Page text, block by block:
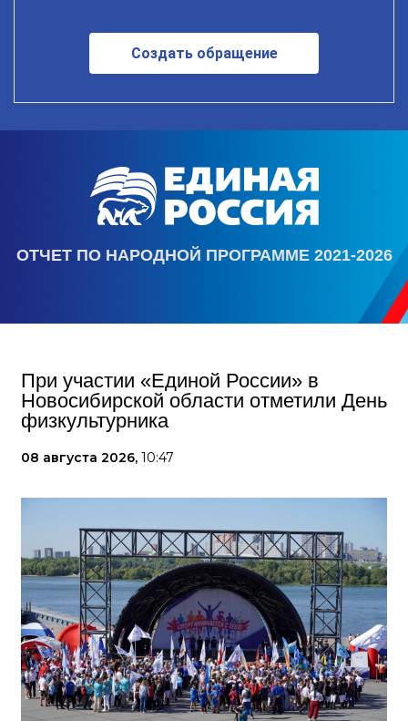
Создать обращение
ОТЧЕТ ПО НАРОДНОЙ ПРОГРАММЕ 2021-2026
При участии «Единой России» в
Новосибирской области отметили День
физкультурника
08 августа 2026, 10:47